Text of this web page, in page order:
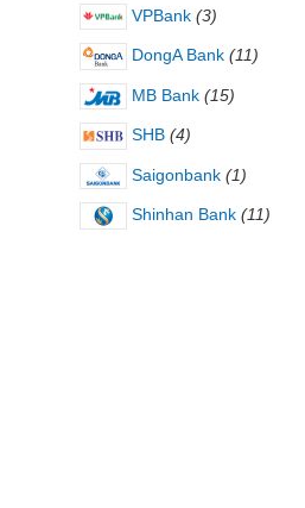
VPBank (3)
DongA Bank (11)
MB Bank (15)
SHB (4)
Saigonbank (1)
Shinhan Bank (11)